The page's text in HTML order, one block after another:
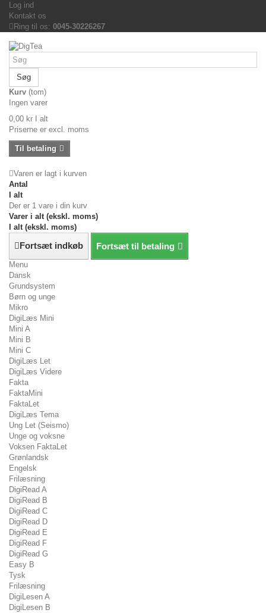
Log ind
Kontakt os
Ring til os: 0045-30226267
Søg
Kurv (tom)
Ingen varer
0,00 kr
I alt
Priserne er excl. moms
Til betaling
Varen er lagt i kurven
Antal
I alt
Der er 1 vare i din kurv
Varer i alt (ekskl. moms)
I alt (ekskl. moms)
Fortsæt indkøb Fortsæt til betaling
Menu
Dansk
Grundsystem
Børn og unge
Mikro
DigiLæs Mini
Mini A
Mini B
Mini C
DigiLæs Let
DigiLæs Videre
Fakta
FaktaMini
FaktaLet
DigiLæs Tema
Ung Let (Seismo)
Unge og voksne
Voksen FaktaLet
Grønlandsk
Engelsk
Frilæsning
DigiRead A
DigiRead B
DigiRead C
DigiRead D
DigiRead E
DigiRead F
DigiRead G
Easy B
Tysk
Frilæsning
DigiLesen A
DigiLesen B